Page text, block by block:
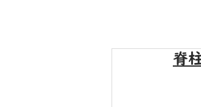
脊